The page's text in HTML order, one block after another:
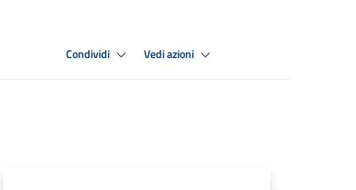
Condividi Vedi azioni